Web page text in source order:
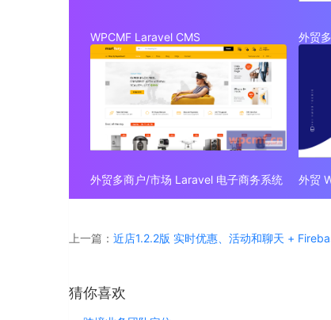
WPCMF Laravel CMS 外贸
外贸多商户/市场 Laravel 电子商务系统
上一篇： 近店1.2.2版 实时优惠、活动和聊天 +
猜你喜欢